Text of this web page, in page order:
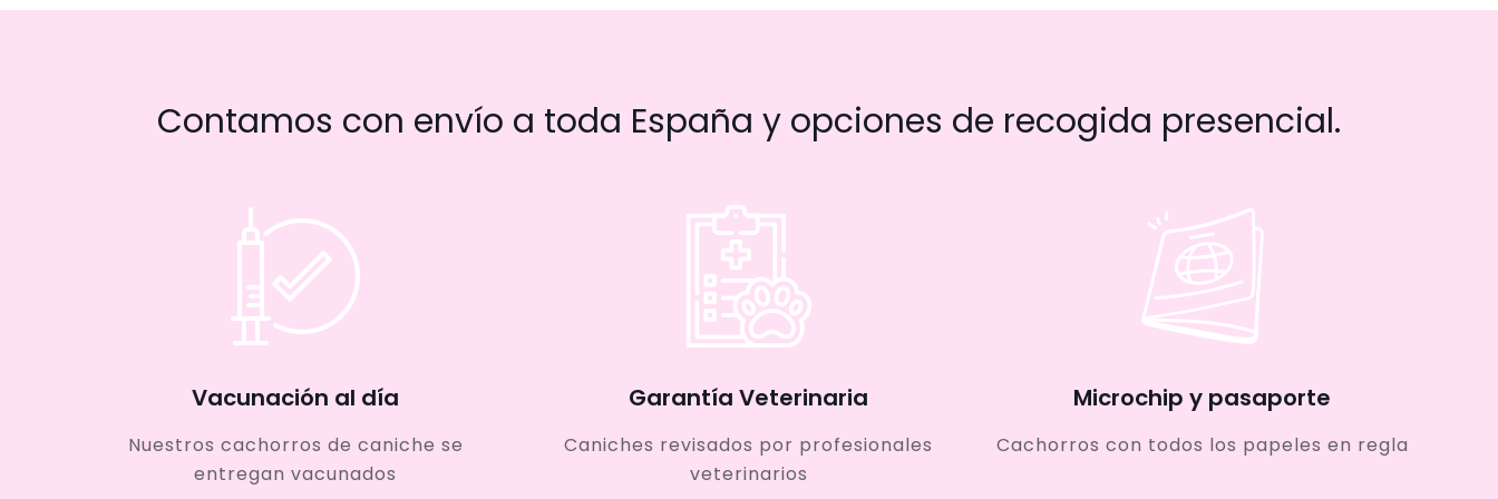
Contamos con envío a toda España y opciones de recogida presencial.
Vacunación al día
Nuestros cachorros de caniche se
entregan vacunados
Garantía Veterinaria
Caniches revisados por profesionales
veterinarios
Microchip y pasaporte
Cachorros con todos los papeles en regla